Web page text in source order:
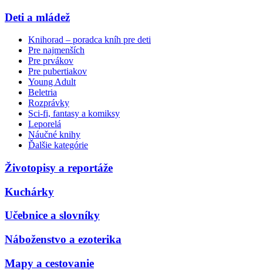
Deti a mládež
Knihorad – poradca kníh pre deti
Pre najmenších
Pre prvákov
Pre pubertiakov
Young Adult
Beletria
Rozprávky
Sci-fi, fantasy a komiksy
Leporelá
Náučné knihy
Ďalšie kategórie
Životopisy a reportáže
Kuchárky
Učebnice a slovníky
Náboženstvo a ezoterika
Mapy a cestovanie